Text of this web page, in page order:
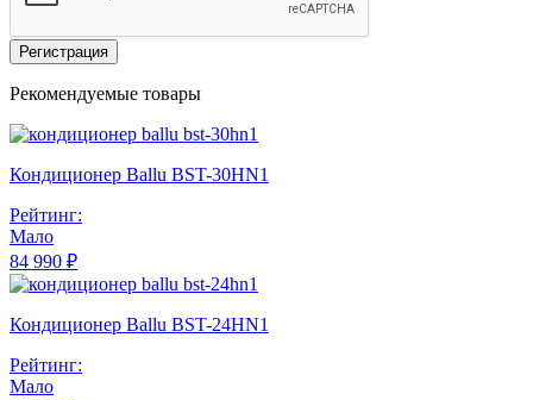
Регистрация
Рекомендуемые товары
Кондиционер Ballu BST-30HN1
Рейтинг:
Мало
84 990 ₽
Кондиционер Ballu BST-24HN1
Рейтинг:
Мало